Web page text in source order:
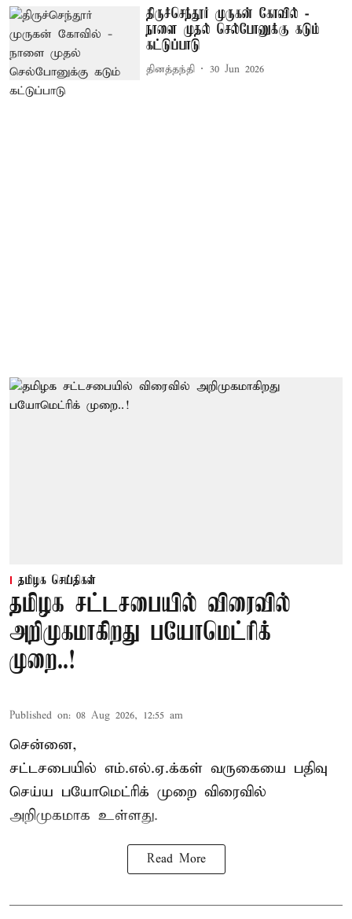
திருச்செந்தூர் முருகன் கோவில் -
நாளை முதல் செல்போனுக்கு கடும்
கட்டுப்பாடு
தினத்தந்தி 30 Jun 2026
தமிழக செய்திகள்
தமிழக சட்டசபையில் விரைவில்
அறிமுகமாகிறது பயோமெட்ரிக்
முறை..!
Published on: 08 Aug 2026, 12:55 am
சென்னை,
சட்டசபையில் எம்.எல்.ஏ.க்கள் வருகையை பதிவு
செய்ய பயோமெட்ரிக் முறை விரைவில்
அறிமுகமாக உள்ளது.
Read More